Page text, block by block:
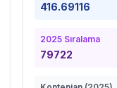
416.69116
2025 Sıralama
79722